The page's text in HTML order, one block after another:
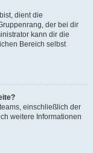
dient die
der bei dir
kann dir die
Bereich selbst
einschließlich der
weitere Informationen